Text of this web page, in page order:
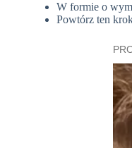
W formie o
Powtórz ten